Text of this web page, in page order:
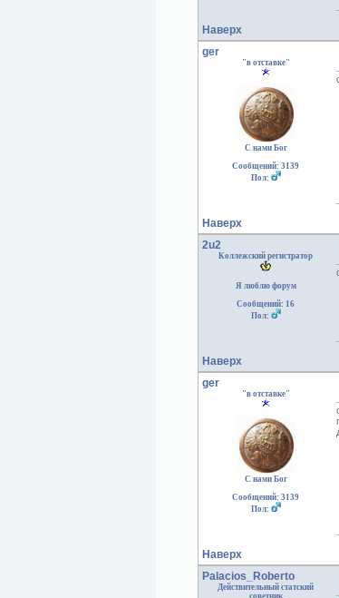
Наверх
ger
"в отставке"
С нами Бог
Сообщений: 3139
Пол:
Наверх
2u2
Коллежский регистратор
Я люблю форум
Сообщений: 16
Пол:
Наверх
ger
"в отставке"
С нами Бог
Сообщений: 3139
Пол:
Наверх
Palacios_Roberto
Действительный статский
советник